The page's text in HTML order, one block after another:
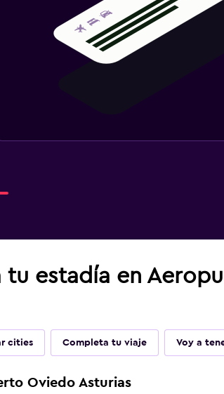
tu estadía en
cities Completa tu viaje Voy a
Oviedo Asturias